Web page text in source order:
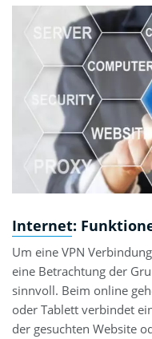
Internet:
Um eine VPN
eine Betrachtung der
sinnvoll. Beim online
oder Tablett verbindet
der gesuchten Website